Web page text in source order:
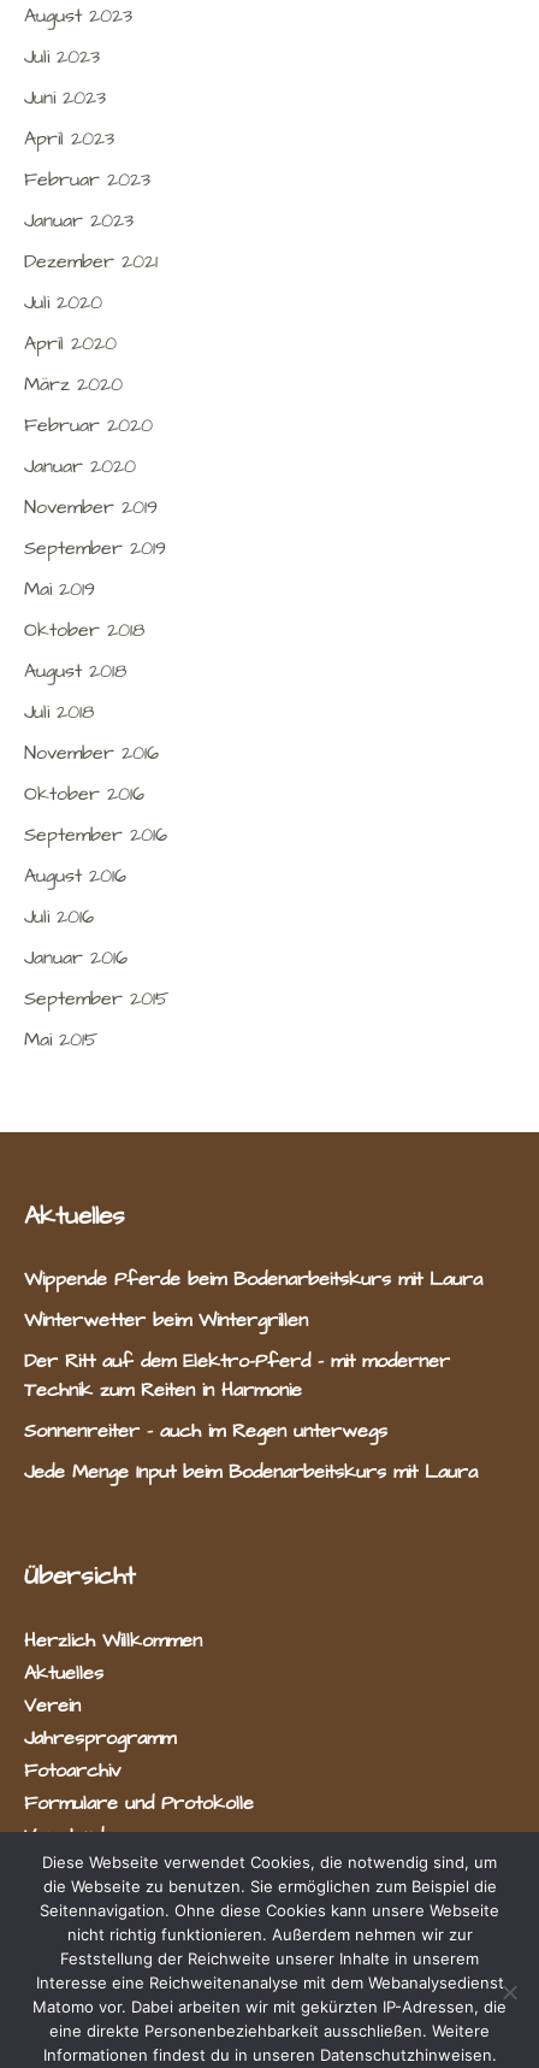
August 2023
Juli 2023
Juni 2023
April 2023
Februar 2023
Januar 2023
Dezember 2021
Juli 2020
April 2020
März 2020
Februar 2020
Januar 2020
November 2019
September 2019
Mai 2019
Oktober 2018
August 2018
Juli 2018
November 2016
Oktober 2016
September 2016
August 2016
Juli 2016
Januar 2016
September 2015
Mai 2015
Aktuelles
Wippende Pferde beim Bodenarbeitskurs mit Laura
Winterwetter beim Wintergrillen
Der Ritt auf dem Elektro-Pferd – mit moderner
Technik zum Reiten in Harmonie
Sonnenreiter – auch im Regen unterwegs
Jede Menge Input beim Bodenarbeitskurs mit Laura
Übersicht
Herzlich Willkommen
Aktuelles
Verein
Jahresprogramm
Fotoarchiv
Formulare und Protokolle
Vorstand
Radevormwald e.V.
Diese Webseite verwendet Cookies, die notwendig sind, um
die Webseite zu benutzen. Sie ermöglichen zum Beispiel die
Seitennavigation. Ohne diese Cookies kann unsere Webseite
nicht richtig funktionieren. Außerdem nehmen wir zur
Feststellung der Reichweite unserer Inhalte in unserem
Interesse eine Reichweitenanalyse mit dem Webanalysedienst
Matomo vor. Dabei arbeiten wir mit gekürzten IP-Adressen, die
eine direkte Personenbeziehbarkeit ausschließen. Weitere
Informationen findest du in unseren Datenschutzhinweisen.